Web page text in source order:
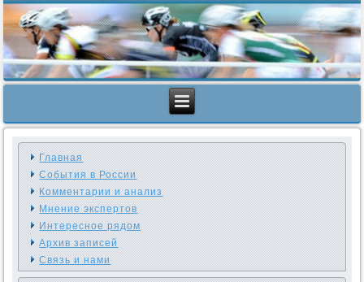
Главная
События в России
Комментарии и анализ
Мнение экспертов
Интересное рядом
Архив записей
Связь и нами